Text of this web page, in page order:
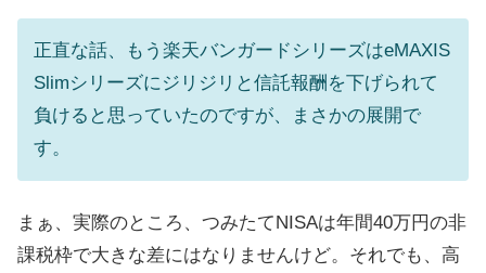
正直な話、もう楽天バンガードシリーズはeMAXIS
Slimシリーズにジリジリと信託報酬を下げられて
負けると思っていたのですが、まさかの展開で
す。
まぁ、実際のところ、つみたてNISAは年間40万円の非
課税枠で大きな差にはなりませんけど。それでも、高